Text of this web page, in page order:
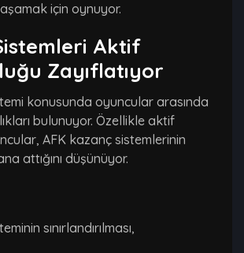
için oynuyor.
Aktif
Zayıflatıyor
konusunda oyuncular arasında
bulunuyor. Özellikle aktif
AFK kazanç sistemlerinin
attığını düşünüyor.
sınırlandırılması,